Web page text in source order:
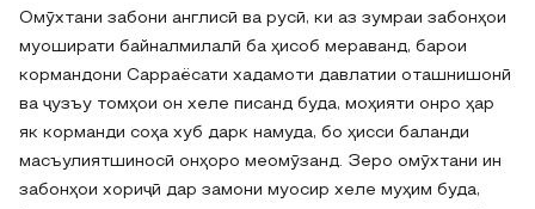
Омӯхтани забони англисӣ ва русӣ, ки аз зумраи забонҳои
муоширати байналмилалӣ ба ҳисоб мераванд, барои
кормандони Сарраёсати хадамоти давлатии оташнишонӣ
ва ҷузъу томҳои он хеле писанд буда, моҳияти онро ҳар
як корманди соҳа хуб дарк намуда, бо ҳисси баланди
масъулиятшиносӣ онҳоро меомӯзанд. Зеро омӯхтани ин
забонҳои хориҷӣ дар замони муосир хеле муҳим буда,